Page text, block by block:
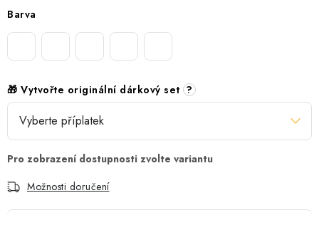
Barva
🎁 Vytvořte originální dárkový set ?
Možnosti doručení